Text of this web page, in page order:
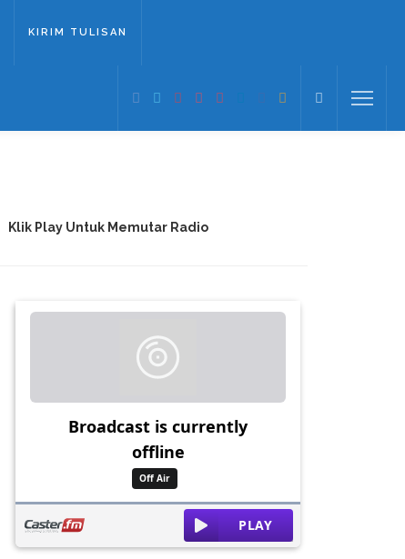
KIRIM TULISAN
Klik Play Untuk Memutar Radio